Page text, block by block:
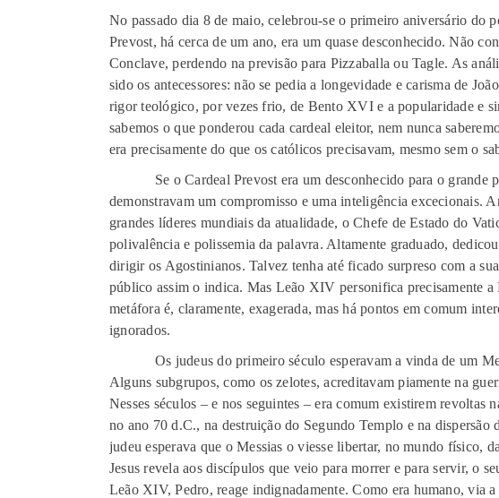
No passado dia 8 de maio, celebrou-se o primeiro aniversário do
Prevost, há cerca de um ano, era um quase desconhecido. Não
Conclave, perdendo na previsão para Pizzaballa ou Tagle. As
sido os antecessores: não se pedia a longevidade e carisma de
rigor teológico, por vezes frio, de Bento XVI e a popularidade e
sabemos o que ponderou cada cardeal eleitor, nem nunca
era precisamente do que os católicos precisavam, mesmo sem o
Se o Cardeal Prevost era um desconhecido para o grande
demonstravam um compromisso e uma inteligência excecionais.
grandes líderes mundiais da atualidade, o Chefe de Estado do
polivalência e polissemia da palavra. Altamente graduado,
dirigir os Agostinianos. Talvez tenha até ficado surpreso com a
público assim o indica. Mas Leão XIV personifica precisamente a
metáfora é, claramente, exagerada, mas há pontos em comum
ignorados.
Os judeus do primeiro século esperavam a vinda de um
Alguns subgrupos, como os zelotes, acreditavam piamente na
Nesses séculos – e nos seguintes – era comum existirem revoltas
no ano 70 d.C., na destruição do Segundo Templo e na dispersão
judeu esperava que o Messias o viesse libertar, no mundo físico,
Jesus revela aos discípulos que veio para morrer e para servir, o
Leão XIV, Pedro, reage indignadamente. Como era humano, via